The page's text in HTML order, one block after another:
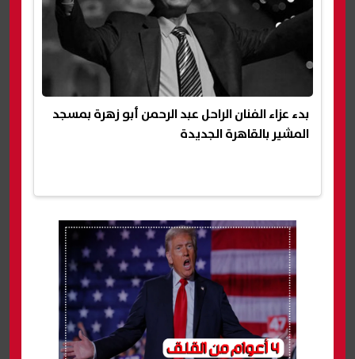
بدء عزاء الفنان الراحل عبد الرحمن أبو زهرة بمسجد
المشير بالقاهرة الجديدة